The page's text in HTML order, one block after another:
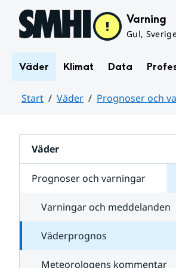
Hoppa till sidans innehåll Varning
Gul,
Väder Klimat Data
Start Väder Prognoser och
Väder
Prognoser och varningar
Varningar och meddelanden
Väderprognos
Meteorologens kommentar